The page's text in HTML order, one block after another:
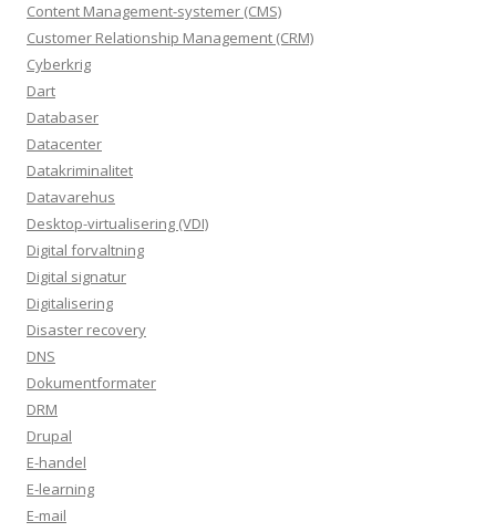
Content Management-systemer (CMS)
Customer Relationship Management (CRM)
Cyberkrig
Dart
Databaser
Datacenter
Datakriminalitet
Datavarehus
Desktop-virtualisering (VDI)
Digital forvaltning
Digital signatur
Digitalisering
Disaster recovery
DNS
Dokumentformater
DRM
Drupal
E-handel
E-learning
E-mail